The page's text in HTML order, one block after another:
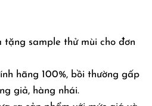
tặng sample thử mùi cho đơn
hãng 100%, bồi thường gấp
giả, hàng nhái.